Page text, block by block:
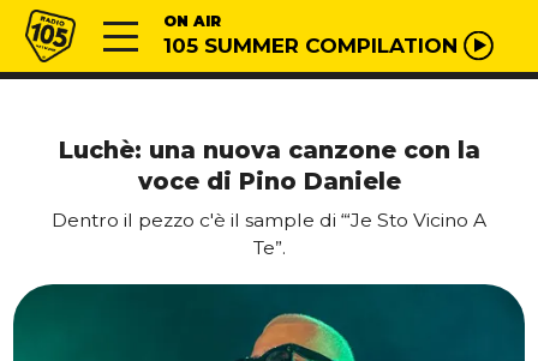
Vai al contenuto
Radio 105 ON AIR
105 SUMMER COMPILATION
Luchè: una nuova canzone con la
voce di Pino Daniele
Dentro il pezzo c'è il sample di “‘Je Sto Vicino A
Te”.